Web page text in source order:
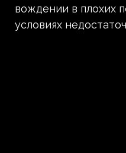
вождении в плохих
условиях